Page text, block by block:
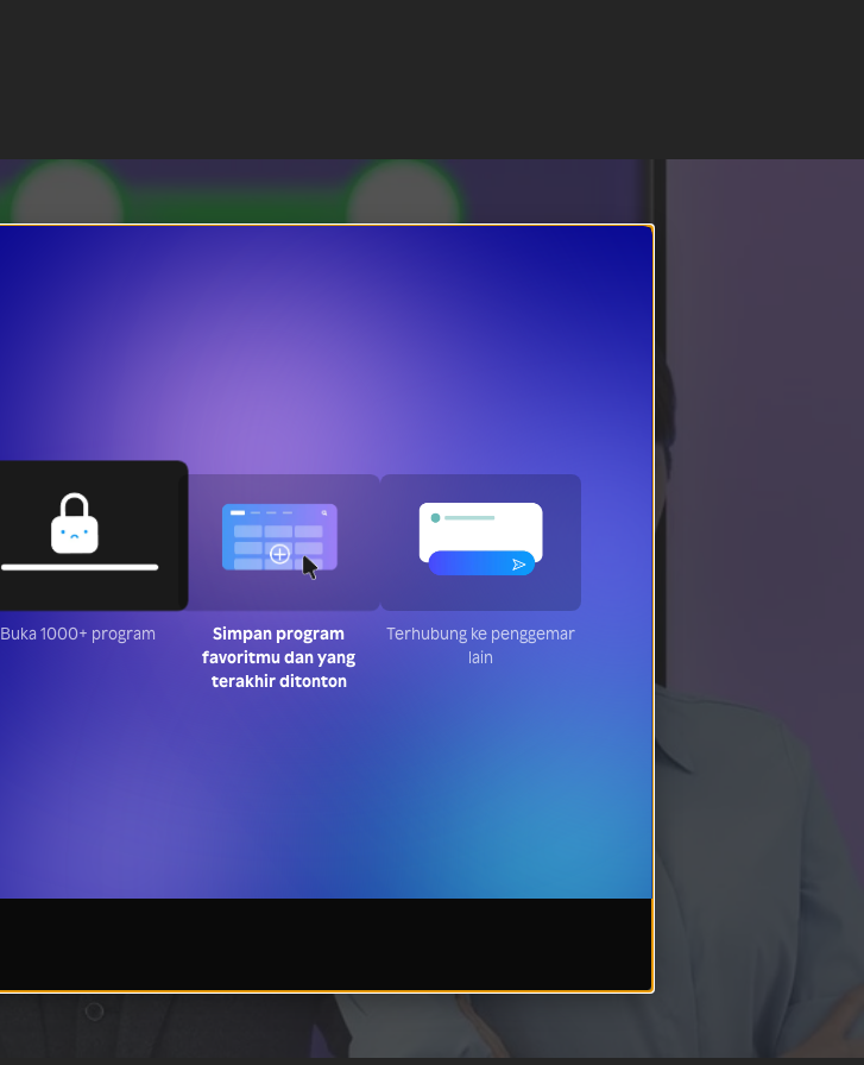
Buka 1000+ program
Simpan program
favoritmu dan yang
terakhir ditonton
Terhubung ke penggemar
lain